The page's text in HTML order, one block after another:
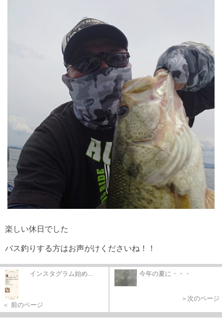
楽しい休日でした
バス釣りする方はお声がけくださいね！！
インスタグラム始め...
＜ 前のページ
今年の夏に・・・
＞次のページ